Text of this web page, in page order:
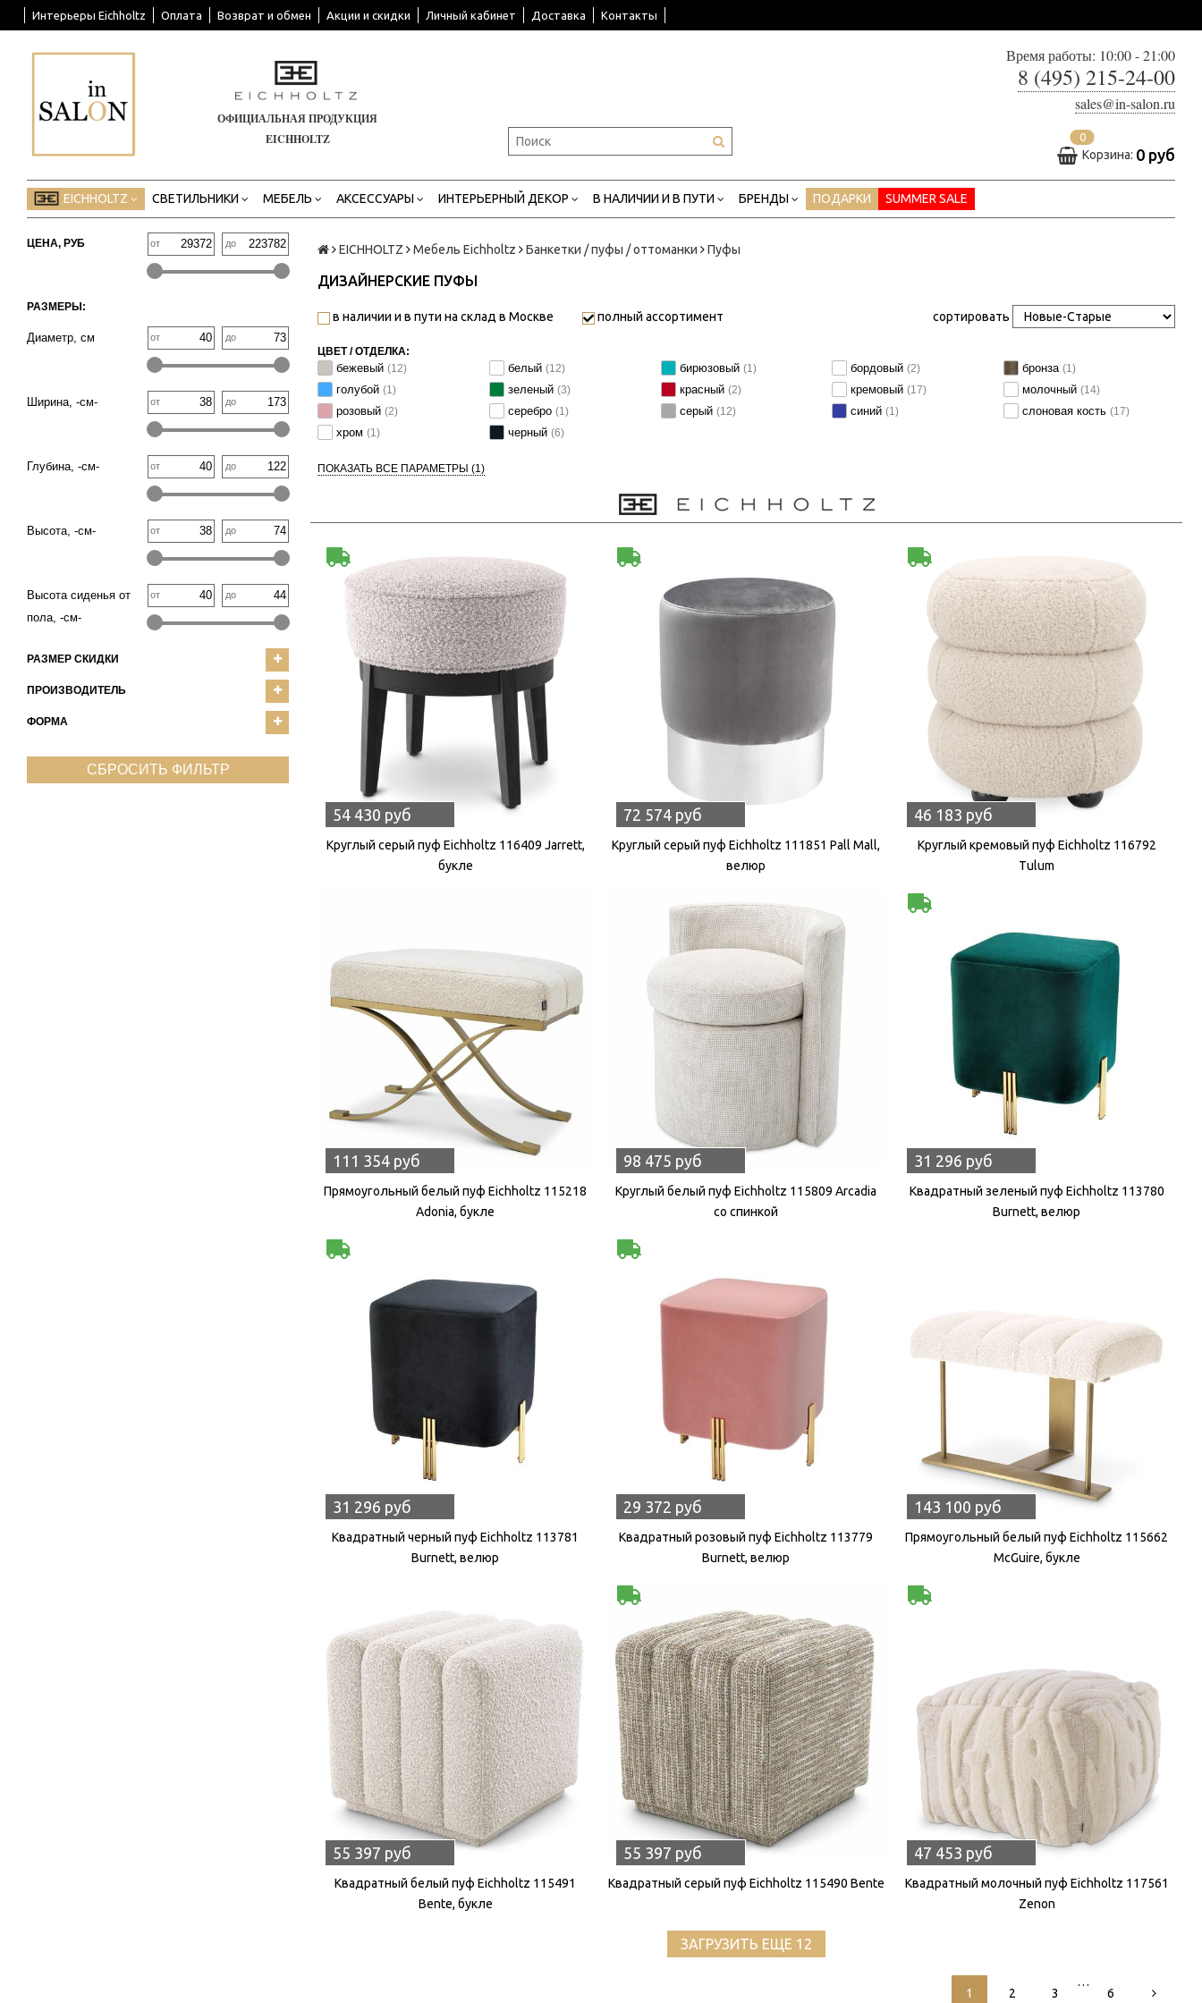
Интерьеры Eichholtz Оплата Возврат и обмен Акции и скидки Личный кабинет Доставка Контакты
ОФИЦИАЛЬНАЯ ПРОДУКЦИЯ
EICHHOLTZ
Время работы: 10:00 - 21:00
8 (495) 215-24-00
sales@in-salon.ru
0
Корзина: 0 руб
EICHHOLTZ СВЕТИЛЬНИКИ МЕБЕЛЬ АКСЕССУАРЫ ИНТЕРЬЕРНЫЙ ДЕКОР В НАЛИЧИИ И В ПУТИ БРЕНДЫ ПОДАРКИ SUMMER SALE
ЦЕНА, РУБ от до
РАЗМЕРЫ:
Диаметр, см от до
Ширина, -см- от до
Глубина, -см- от до
Высота, -см- от до
Высота сиденья от
пола, -см-
от до
РАЗМЕР СКИДКИ
ПРОИЗВОДИТЕЛЬ
ФОРМА
СБРОСИТЬ ФИЛЬТР
EICHHOLTZ Мебель Eichholtz Банкетки / пуфы / оттоманки Пуфы
ДИЗАЙНЕРСКИЕ ПУФЫ
в наличии и в пути на склад в Москве полный ассортимент сортировать
ЦВЕТ / ОТДЕЛКА:
бежевый (12) белый (12) бирюзовый (1) бордовый(2) бронза(1)
голубой (1) зеленый (3) красный (2) кремовый(17) молочный(14)
розовый (2) серебро (1) серый (12) синий(1) слоновая кость(17)
хром (1) черный (6)
ПОКАЗАТЬ ВСЕ ПАРАМЕТРЫ (1)
54 430 руб
Круглый серый пуф Eichholtz 116409 Jarrett,
букле
72 574 руб
Круглый серый пуф Eichholtz 111851 Pall Mall,
велюр
46 183 руб
Круглый кремовый пуф Eichholtz 116792
Tulum
111 354 руб
Прямоугольный белый пуф Eichholtz 115218
Adonia, букле
98 475 руб
Круглый белый пуф Eichholtz 115809 Arcadia
со спинкой
31 296 руб
Квадратный зеленый пуф Eichholtz 113780
Burnett, велюр
31 296 руб
Квадратный черный пуф Eichholtz 113781
Burnett, велюр
29 372 руб
Квадратный розовый пуф Eichholtz 113779
Burnett, велюр
143 100 руб
Прямоугольный белый пуф Eichholtz 115662
McGuire, букле
55 397 руб
Квадратный белый пуф Eichholtz 115491
Bente, букле
55 397 руб
Квадратный серый пуф Eichholtz 115490 Bente
47 453 руб
Квадратный молочный пуф Eichholtz 117561
Zenon
ЗАГРУЗИТЬ ЕЩЕ 12
1 2 3
…
6